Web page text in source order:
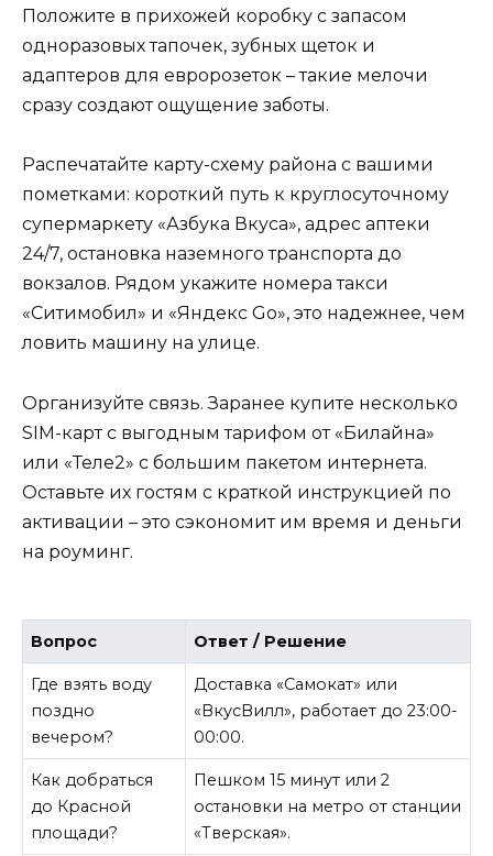
Положите в прихожей коробку с запасом
одноразовых тапочек, зубных щеток и
адаптеров для евророзеток – такие мелочи
сразу создают ощущение заботы.
Распечатайте карту-схему района с вашими
пометками: короткий путь к круглосуточному
супермаркету «Азбука Вкуса», адрес аптеки
24/7, остановка наземного транспорта до
вокзалов. Рядом укажите номера такси
«Ситимобил» и «Яндекс Go», это надежнее, чем
ловить машину на улице.
Организуйте связь. Заранее купите несколько
SIM-карт с выгодным тарифом от «Билайна»
или «Теле2» с большим пакетом интернета.
Оставьте их гостям с краткой инструкцией по
активации – это сэкономит им время и деньги
на роуминг.
Вопрос Ответ / Решение
Где взять воду
поздно
вечером?
Доставка «Самокат» или
«ВкусВилл», работает до 23:00-
00:00.
Как добраться
до Красной
площади?
Пешком 15 минут или 2
остановки на метро от станции
«Тверская».